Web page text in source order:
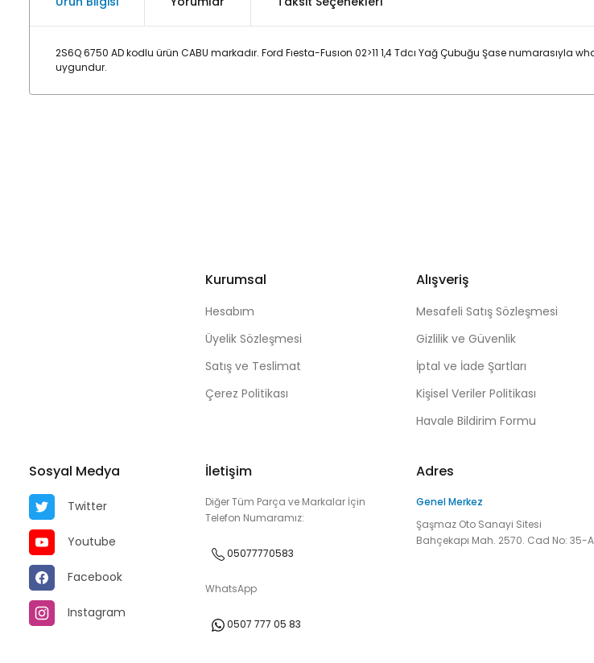
2S6Q 6750 AD kodlu ürün CABU markadır. Ford Fıesta-Fusıon 02>11 1,4 Tdcı Yağ Çubuğu Şase
uygundur.
Kurumsal
Hesabım
Üyelik Sözleşmesi
Satış ve Teslimat
Çerez Politikası
Alışveriş
Mesafeli Satış Sözleşmesi
Gizlilik ve Güvenlik
İptal ve İade Şartları
Kişisel Veriler Politikası
Havale Bildirim Formu
Sosyal Medya
Twitter
Youtube
Facebook
Instagram
İletişim
Diğer Tüm Parça ve Markalar İçin
Telefon Numaramız:
05077770583
WhatsApp
0507 777 05 83
Adres
Genel Merkez
Şaşmaz Oto Sanayi Sitesi
Bahçekapı Mah. 2570. Cad No: 35-A